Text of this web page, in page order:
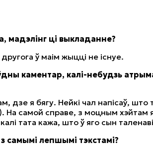
ці выкладанне?
ў маім жыцці не існуе.
каментар, калі-небудзь
дзе я бягу. Нейкі чал напісаў, што
На самой справе, з моцным хэйтам
тата кажа, што ў яго сын
самымі лепшымі тэкстамі?